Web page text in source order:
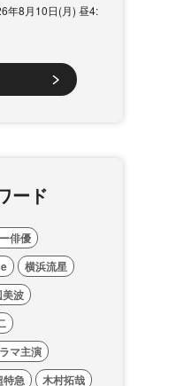
年8月10日(月) 昼4:
ード
俳優
横浜流星
波
マ主演
特急
木村拓哉